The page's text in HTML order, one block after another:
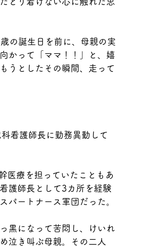
の誕生日を前に、母親の実
かって「ママ！！」と、嬉
うとしたその瞬間、走って
看護師長に勤務異動して
医療を担っていたこともあ
護師長として3カ所を経験
パートナース軍団だった。
黒になって苦悶し、けいれ
泣き叫ぶ母親。その二人